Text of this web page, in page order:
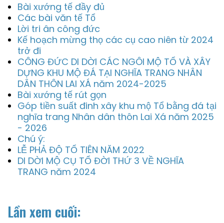
Bài xướng tế đầy đủ
Các bài văn tế Tổ
Lời tri ân công đức
Kế hoạch mừng thọ các cụ cao niên từ 2024
trở đi
CÔNG ĐỨC DI DỜI CÁC NGÔI MỘ TỔ VÀ XÂY
DỰNG KHU MỘ ĐÁ TẠI NGHĨA TRANG NHÂN
DÂN THÔN LAI XÁ năm 2024-2025
Bài xướng tế rút gọn
Góp tiền suất đinh xây khu mộ Tổ bằng đá tại
nghĩa trang Nhân dân thôn Lai Xá năm 2025
- 2026
Chú ý:
LỄ PHẢ ĐỘ TỔ TIÊN NĂM 2022
DI DỜI MỘ CỤ TỔ ĐỜI THỨ 3 VỀ NGHĨA
TRANG năm 2024
Lần xem cuối: